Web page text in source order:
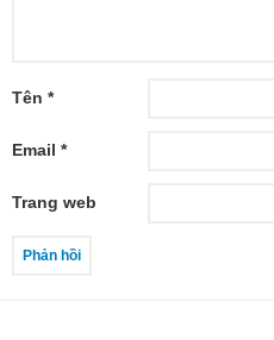
Tên *
Email *
Trang web